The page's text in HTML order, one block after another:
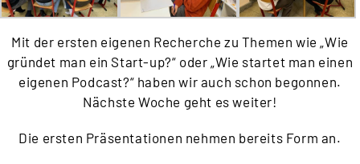
Mit der ersten eigenen Recherche zu Themen wie „Wie
gründet man ein Start-up?“ oder „Wie startet man einen
eigenen Podcast?“ haben wir auch schon begonnen.
Nächste Woche geht es weiter!
Die ersten Präsentationen nehmen bereits Form an.